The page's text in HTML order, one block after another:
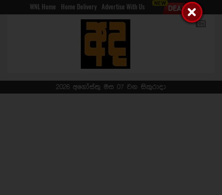
WNL Home Home Delivery Advertise With Us
2026 අගෝස්තු මස 07 වන සිකුරාදා